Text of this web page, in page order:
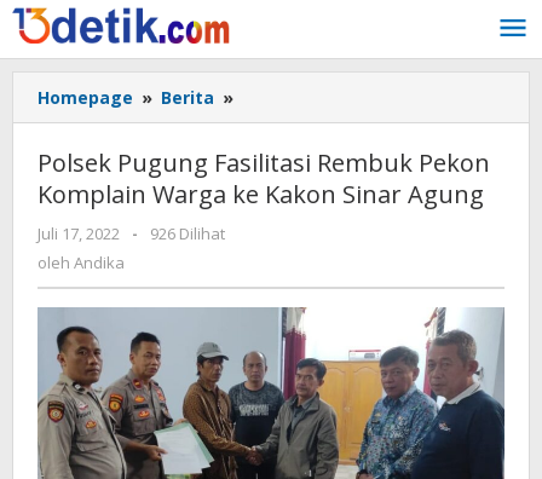
Lewati
ke
konten
Homepage » Berita »
Pugung
Fasilitasi
Rembuk
Pekon
Agung
Polsek Pugung Fasilitasi Rembuk Pekon
Komplain Warga ke Kakon Sinar Agung
Juli 17, 2022
oleh
-
926 Dilihat
oleh Andika